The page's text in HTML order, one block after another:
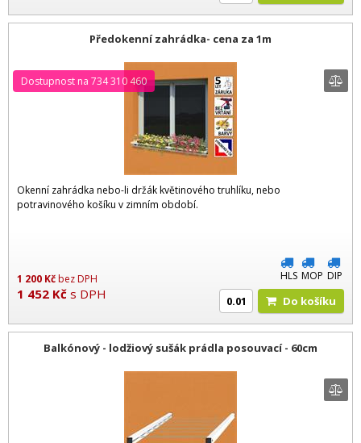
Předokenní zahrádka- cena za 1m
Okenní zahrádka nebo-li držák květinového truhlíku, nebo
potravinového košíku v zimním období.
1 200 Kčbez DPH
1 452 Kč s DPH
Dostupnost na 734 310 460
HLS MOP DIP
Do košíku
Balkónový - lodžiový sušák prádla posouvací - 60cm